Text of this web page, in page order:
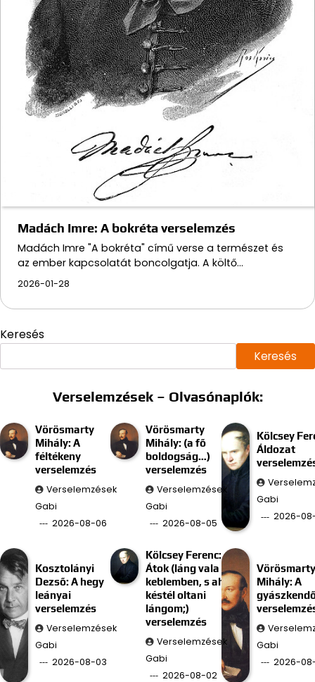
Madách Imre: A bokréta verselemzés
Madách Imre "A bokréta" című verse a természet és
az ember kapcsolatát boncolgatja. A költő…
2026-01-28
Keresés
Keresés
Verselemzések – Olvasónaplók:
Vörösmarty
Mihály: A
féltékeny
verselemzés
Verselemzések
Gabi
2026-08-06
Vörösmarty
Mihály: (a fő
boldogság…)
verselemzés
Verselemzések
Gabi
2026-08-05
Kölcsey
Áldozat
Gabi
2026-
Kosztolányi
Dezső: A hegy
leányai
verselemzés
Verselemzések
Gabi
2026-08-03
Kölcsey Ferenc:
Átok (láng vala
keblemben, s ah
késtél oltani
lángom;)
verselemzés
Verselemzések
Gabi
2026-08-02
Vörösmarty
Mihály: A
Gabi
2026-